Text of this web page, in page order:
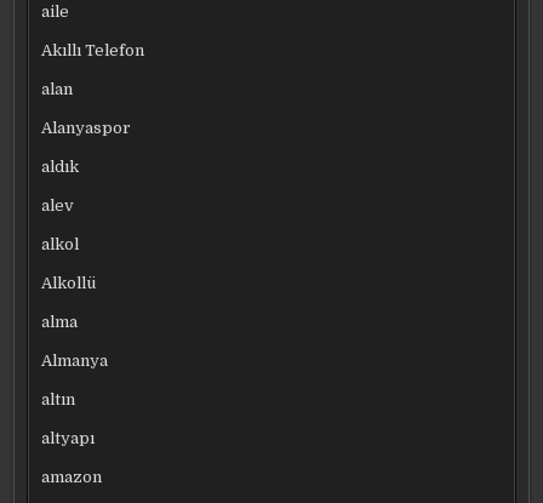
aile
Akıllı Telefon
alan
Alanyaspor
aldık
alev
alkol
Alkollü
alma
Almanya
altın
altyapı
amazon